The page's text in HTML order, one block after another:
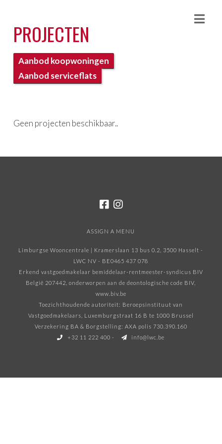
PROJECTEN
Aanbod koopwoningen
Aanbod serviceflats
Geen projecten beschikbaar..
ASSIGN A MENU
Limburgse Wooncentrale | Kramerslaan 13 bus 0.2, 3500 Hasselt -
LWC NV - BE0465 437 078
Erkend vastgoedmakelaar bemiddelaar-rentmeester-syndicus BIV
België 207442, onderworpen aan de deontologische code BIV
www.biv.be
Toezichthoudende autoriteit: Beroepsinstituut van
Vastgoedmakelaars, Luxemburgstraat 16 B te 1000 Brussel
Verzekering BA & Borgstelling: AXA polis 730.390.160
+32 11 222 400 - info@lwc.be